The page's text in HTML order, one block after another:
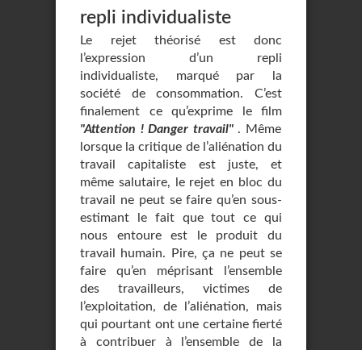
repli individualiste
Le rejet théorisé est donc
l’expression d’un repli
individualiste, marqué par la
société de consommation. C’est
finalement ce qu’exprime le film
"Attention ! Danger travail" . Même
lorsque la critique de l’aliénation du
travail capitaliste est juste, et
même salutaire, le rejet en bloc du
travail ne peut se faire qu’en sous-
estimant le fait que tout ce qui
nous entoure est le produit du
travail humain. Pire, ça ne peut se
faire qu’en méprisant l’ensemble
des travailleurs, victimes de
l’exploitation, de l’aliénation, mais
qui pourtant ont une certaine fierté
à contribuer à l’ensemble de la